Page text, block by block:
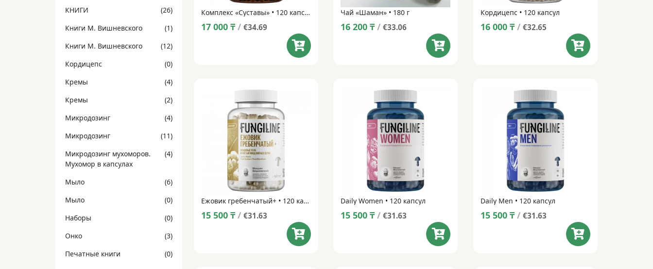
КНИГИ
(26)
Книги М. Вишневского
(1)
Книги М. Вишневского
(12)
Кордицепс
(0)
Кремы
(4)
Кремы
(2)
Микродозинг
(4)
Микродозинг
(11)
Микродозинг мухоморов.
Мухомор в капсулах
(4)
Мыло
(6)
Мыло
(0)
Наборы
(0)
Онко
(3)
Печатные книги
(0)
Комплекс «Суставы» • 120 капсул
17 000 ₸ / €34.69
Чай «Шаман» • 180 г
16 200₸ / €33.06
Кордицепс • 120 капсул
16 000 ₸ / €32.65
Ежовик гребенчатый+ • 120 капсул
15 500 ₸ / €31.63
Daily Women • 120 капсул
15 500₸ / €31.63
Daily Men • 120 капсул
15 500 ₸ / €31.63